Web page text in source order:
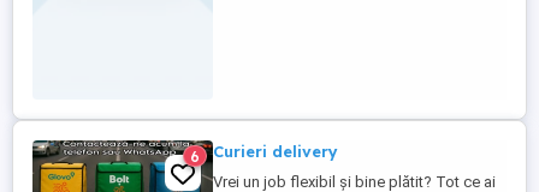
6 Curieri delivery
Vrei un job flexibil și bine plătit? Tot ce ai